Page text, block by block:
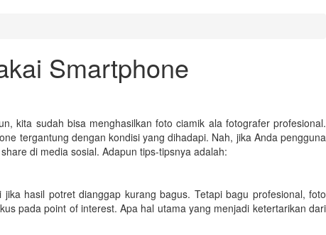
Smartphone
kita sudah bisa menghasilkan foto ciamik ala fotografer profesional.
tergantung dengan kondisi yang dihadapi. Nah, jika Anda pengguna
di media sosial. Adapun tips-tipsnya adalah:
hasil potret dianggap kurang bagus. Tetapi bagu profesional, foto
pada point of interest. Apa hal utama yang menjadi ketertarikan dari